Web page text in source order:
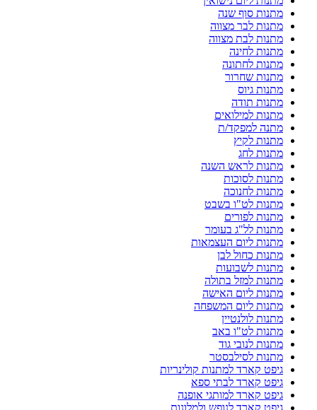
מתנות סוף שנה
מתנות לבר מצווה
מתנות לבת מצווה
מתנות לחינה
מתנות לחתונה
מתנות שחרור
מתנות גיוס
מתנות תודה
מתנות למילואים
מתנה למפקד/ת
מתנות לקיץ
מתנות לחג
מתנות לראש השנה
מתנות לסוכות
מתנות לחנוכה
מתנות לט"ו בשבט
מתנות לפורים
מתנות לל"ג בעומר
מתנות ליום העצמאות
מתנות כחול לבן
מתנות לשבועות
מתנות למזל בתולה
מתנות ליום האישה
מתנות ליום המשפחה
מתנות לולנטיין
מתנות לט"ו באב
מתנות לנובי גוד
מתנות לסילבסטר
גיפט קארד למתנות קולינריות
גיפט קארד לבתי ספא
גיפט קארד למותגי אופנה
גיפט קארד לנופש ולמלונות